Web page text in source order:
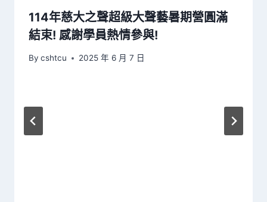
114年慈大之聲超級大聲藝暑期營圓滿
結束! 感謝學員熱情參與!
By cshtcu 2025 年 6 月 7 日